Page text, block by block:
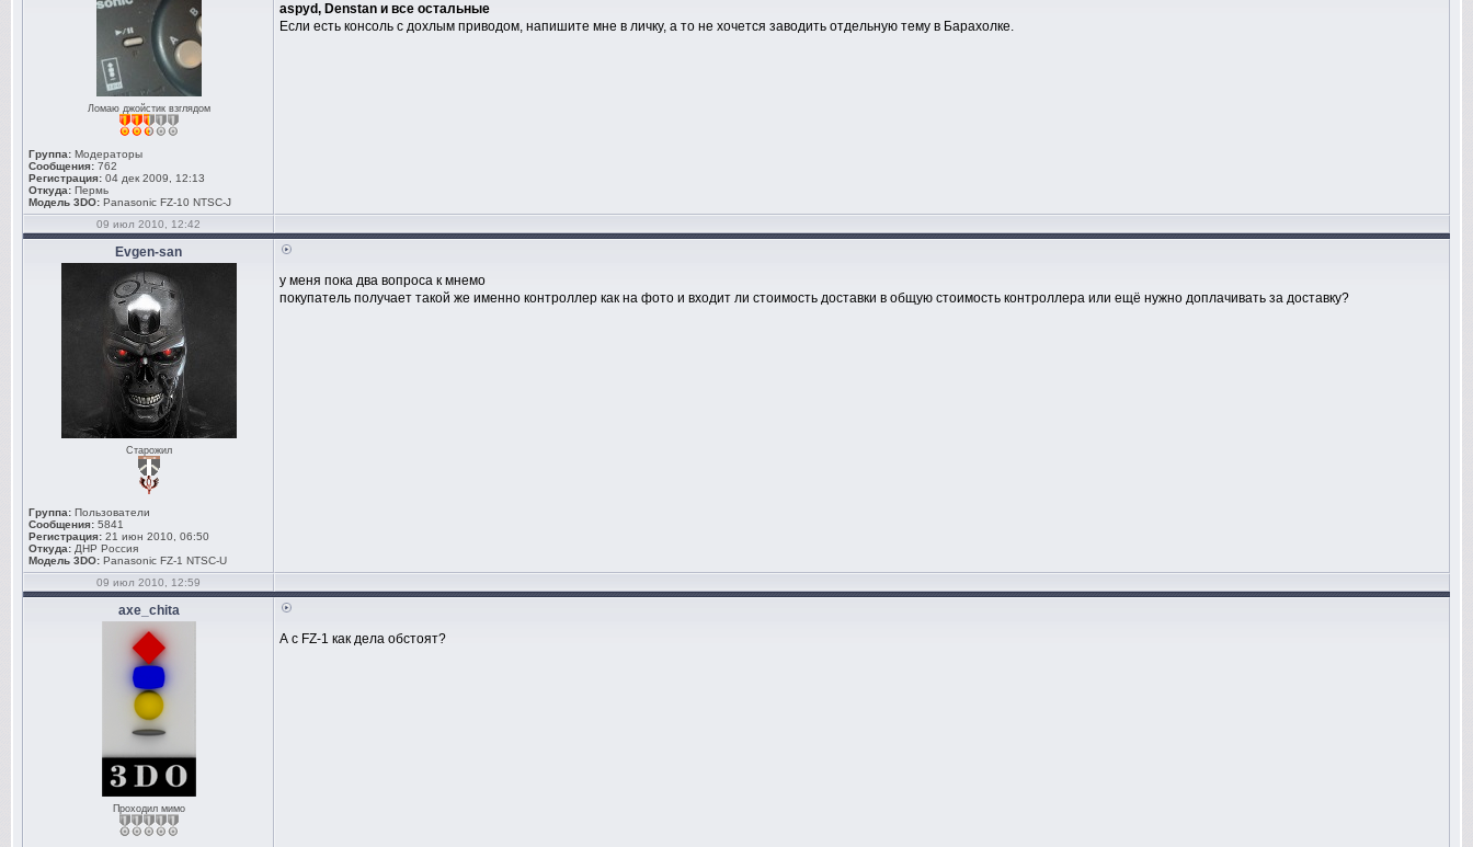
Ломаю джойстик взглядом
Группа: Модераторы
Сообщения: 762
Регистрация: 04 дек 2009, 12:13
Откуда: Пермь
Модель 3DO: Panasonic FZ-10 NTSC-J
aspyd, Denstan и все остальные
Если есть консоль с дохлым приводом, напишите мне в личку, а то не хочется заводить отдельную тему в Барахолке.
09 июл 2010, 12:42
Evgen-san
Старожил
Группа: Пользователи
Сообщения: 5841
Регистрация: 21 июн 2010, 06:50
Откуда: ДНР Россия
Модель 3DO: Panasonic FZ-1 NTSC-U
у меня пока два вопроса к мнемо
покупатель получает такой же именно контроллер как на фото и входит ли стоимость доставки в общую стоимость контроллера или ещё нужно доплачивать за доставку?
09 июл 2010, 12:59
axe_chita
Проходил мимо
А с FZ-1 как дела обстоят?